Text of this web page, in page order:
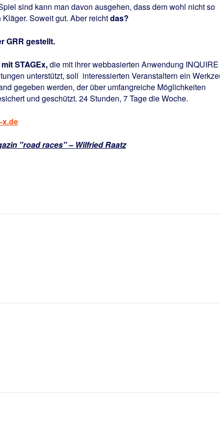
sind kann man davon ausgehen, dass dem wohl nicht so
Soweit gut. Aber reichtdas?
GRR gestellt.
STAGEx,die mit ihrer webbasierten Anwendung INQUIRE
unterstützt, soll interessierten Veranstaltern ein
gegeben werden, der über umfangreiche Möglichkeiten
und geschützt. 24 Stunden, 7 Tage die Woche.
"road races" – Wilfried Raatz